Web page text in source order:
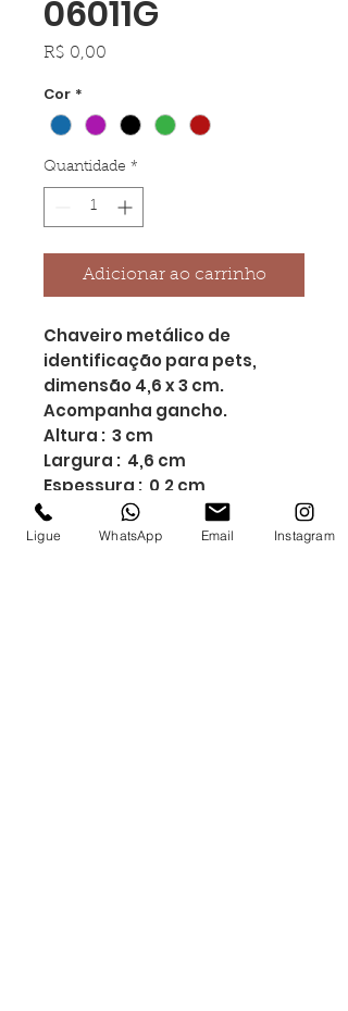
06011G
R$ 0,00
Cor *
Quantidade *
Adicionar ao carrinho
Chaveiro metálico de
identificação para pets,
dimensão 4,6 x 3 cm.
Acompanha gancho.
Altura : 3 cm
Largura : 4,6 cm
Espessura : 0,2 cm
Comprimento : c/ gancho: 4,9
cm
Ligue WhatsApp Email Instagram